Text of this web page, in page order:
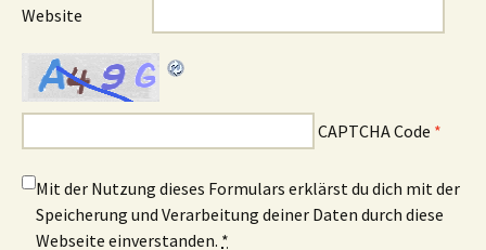
Website
CAPTCHA Code *
Mit der Nutzung dieses Formulars erklärst du dich mit der
Speicherung und Verarbeitung deiner Daten durch diese
Webseite einverstanden. *